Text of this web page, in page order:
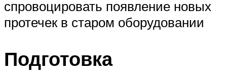
спровоцировать появление новых
протечек в старом оборудовании
Подготовка